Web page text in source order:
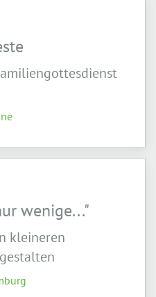
wenige..."
kleineren